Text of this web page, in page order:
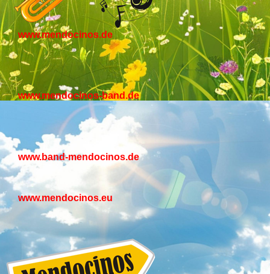
www.mendocinos.de
www.mendocinos-band.de
www.band-mendocinos.de
www.mendocinos.eu